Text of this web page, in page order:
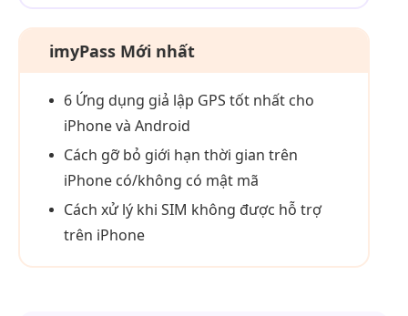
imyPass Mới nhất
6 Ứng dụng giả lập GPS tốt nhất cho
iPhone và Android
Cách gỡ bỏ giới hạn thời gian trên
iPhone có/không có mật mã
Cách xử lý khi SIM không được hỗ trợ
trên iPhone